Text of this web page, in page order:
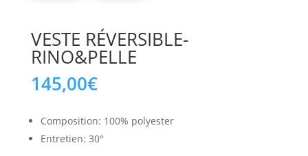
VESTE RÉVERSIBLE-
RINO&PELLE
145,00€
Composition: 100% polyester
Entretien: 30°